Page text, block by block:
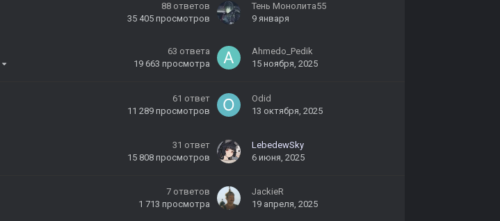
88 ответов
35 405 просмотров
Тень Монолита55
9 января
63 ответа
19 663 просмотра
Ahmedo_Pedik
15 ноября, 2025
61 ответ
11 289 просмотров
Odid
13 октября, 2025
31 ответ
15 808 просмотров
LebedewSky
6 июня, 2025
7 ответов
1 713 просмотра
JackieR
19 апреля, 2025